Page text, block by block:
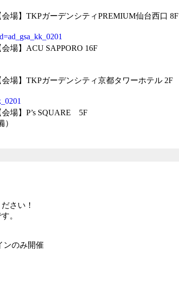
会場】TKPガーデンシティPREMIUM仙台西口 8F
会場】ACU SAPPORO 16F
会場】TKPガーデンシティ京都タワーホテル 2F
会場】P’s SQUARE 5F
さい！
。
ンのみ開催